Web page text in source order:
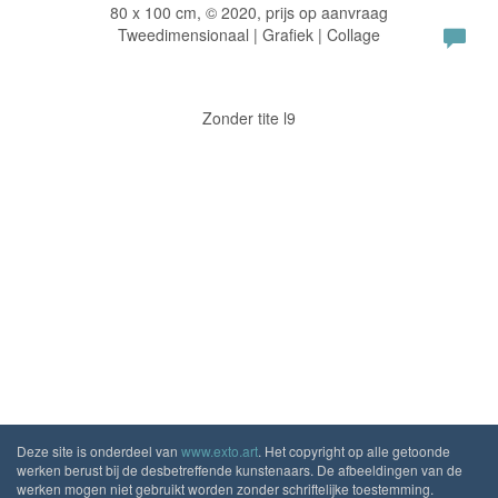
80 x 100 cm, © 2020, prijs op aanvraag
Tweedimensionaal | Grafiek | Collage
Zonder tite l9
Deze site is onderdeel van www.exto.art. Het copyright op alle getoonde
werken berust bij de desbetreffende kunstenaars. De afbeeldingen van de
werken mogen niet gebruikt worden zonder schriftelijke toestemming.